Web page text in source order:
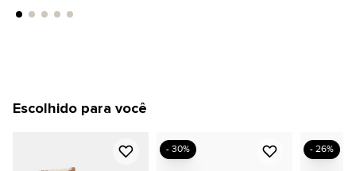
Escolhido para você
- 30% - 26%